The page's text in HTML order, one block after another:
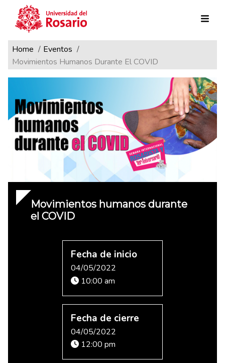
Pasar al contenido principal
Ruta de navegación
Home
Eventos
Movimientos Humanos Durante El COVID
Movimientos humanos durante
el COVID
Fecha de inicio
04/05/2022
10:00 am
Fecha de cierre
04/05/2022
12:00 pm